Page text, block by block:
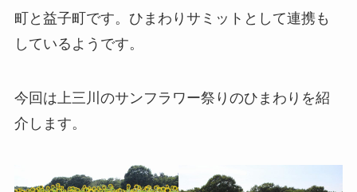
町と益子町です。ひまわりサミットとして連携も
しているようです。
今回は上三川のサンフラワー祭りのひまわりを紹
介します。